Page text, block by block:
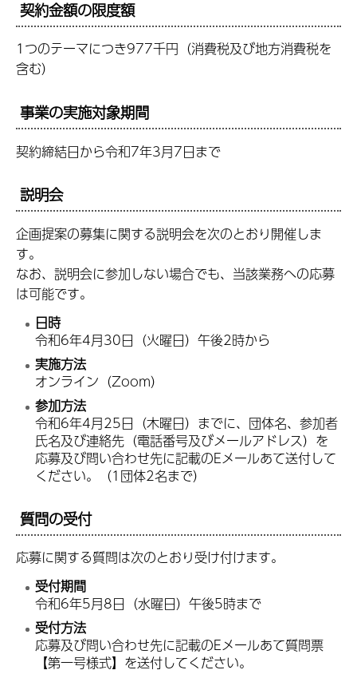
契約金額の限度額
1つのテーマにつき977千円（消費税及び地方消費税を
含む）
事業の実施対象期間
契約締結日から令和7年3月7日まで
説明会
企画提案の募集に関する説明会を次のとおり開催しま
す。
なお、説明会に参加しない場合でも、当該業務への応募
は可能です。
日時
令和6年4月30日（火曜日）午後2時から
実施方法
オンライン（Zoom）
参加方法
令和6年4月25日（木曜日）までに、団体名、参加者
氏名及び連絡先（電話番号及びメールアドレス）を
応募及び問い合わせ先に記載のEメールあて送付して
ください。（1団体2名まで）
質問の受付
応募に関する質問は次のとおり受け付けます。
受付期間
令和6年5月8日（水曜日）午後5時まで
受付方法
応募及び問い合わせ先に記載のEメールあて質問票
【第一号様式】を送付してください。